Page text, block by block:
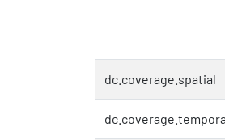
dc.coverage.spatial